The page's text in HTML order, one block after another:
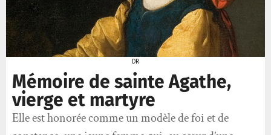
DR
Mémoire de sainte Agathe,
vierge et martyre
Elle est honorée comme un modèle de foi et de